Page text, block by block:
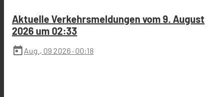
Aktuelle Verkehrsmeldungen vom 9. August
2026 um 02:33
today Aug., 09 2026 · 00:18